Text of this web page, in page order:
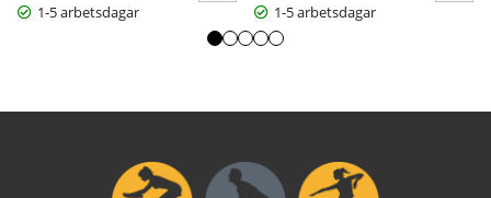
1-5 arbetsdagar
1-5 arbetsdagar